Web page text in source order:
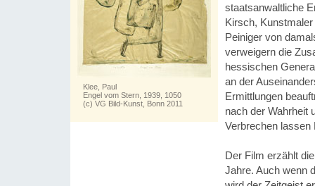
Klee, Paul
Engel vom Stern, 1939, 1050
(c) VG Bild-Kunst, Bonn 2011
staatsanwaltliche
Kirsch,
Peiniger von
verweigern die
hessischen
an der
Ermittlungen
nach der Wahrheit
Verbrechen lassen
Der Film erzählt
Jahre. Auch wenn